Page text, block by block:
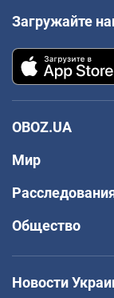
Загружайте
OBOZ.UA
Мир
Общество
Новости